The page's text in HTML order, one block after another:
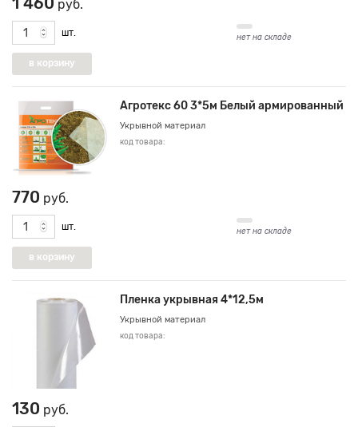
руб.
шт. нет на складе
Агротекс 60 3*5м Белый армированный
Укрывной материал
код товара:
770 руб.
шт. нет на складе
Пленка укрывная 4*12,5м
Укрывной материал
код товара:
130 руб.